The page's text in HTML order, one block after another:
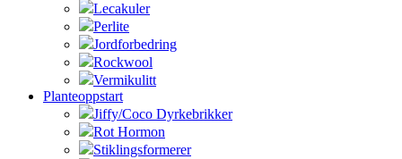
Lecakuler
Perlite
Jordforbedring
Rockwool
Vermikulitt
Planteoppstart
Jiffy/Coco Dyrkebrikker
Rot Hormon
Stiklingsformerer